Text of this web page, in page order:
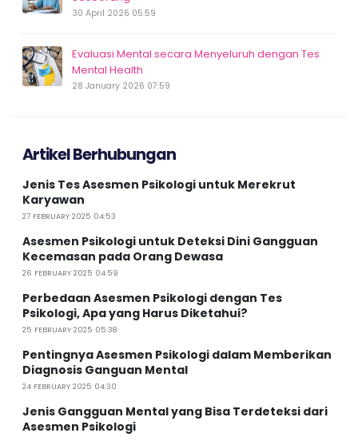
30 April 2026 05:59
Evaluasi Mental secara Menyeluruh dengan Tes
Mental Health
28 January 2026 07:59
Artikel Berhubungan
Jenis Tes Asesmen Psikologi untuk Merekrut
Karyawan
27 FEBRUARY 2025 04:53
Asesmen Psikologi untuk Deteksi Dini Gangguan
Kecemasan pada Orang Dewasa
26 FEBRUARY 2025 04:59
Perbedaan Asesmen Psikologi dengan Tes
Psikologi, Apa yang Harus Diketahui?
25 FEBRUARY 2025 05:38
Pentingnya Asesmen Psikologi dalam Memberikan
Diagnosis Ganguan Mental
24 FEBRUARY 2025 04:30
Jenis Gangguan Mental yang Bisa Terdeteksi dari
Asesmen Psikologi